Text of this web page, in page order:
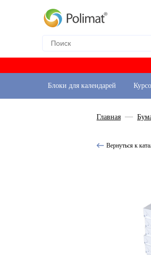
Блоки для календарей
Главная
Вернуться к